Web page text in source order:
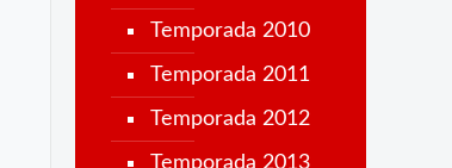
Temporada 2010
Temporada 2011
Temporada 2012
Temporada 2013